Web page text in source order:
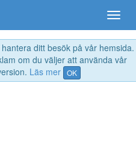
ditt besök på vår hemsida.
om du väljer att använda vår
Läs mer OK